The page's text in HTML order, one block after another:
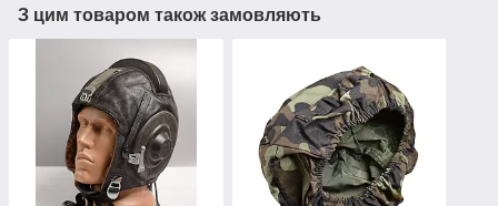
З цим товаром також замовляють